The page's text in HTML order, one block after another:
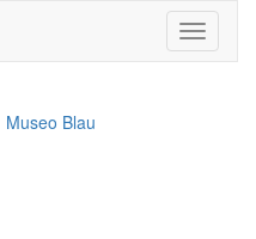
Toggle
Museo Blau